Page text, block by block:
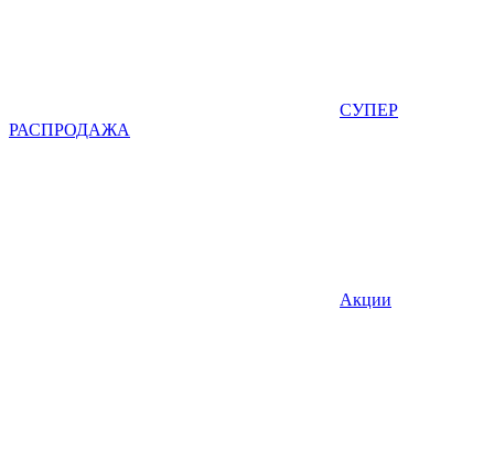
СУПЕР
РАСПРОДАЖА
Акции